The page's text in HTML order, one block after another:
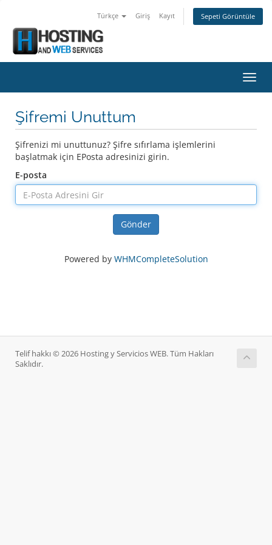
Türkçe Giriş Kayıt Sepeti Görüntüle
Şifremi Unuttum
Şifrenizi mi unuttunuz? Şifre sıfırlama işlemlerini
başlatmak için EPosta adresinizi girin.
E-posta
Gönder
Powered by WHMCompleteSolution
Telif hakkı © 2026 Hosting y Servicios WEB. Tüm Hakları
Saklıdır.